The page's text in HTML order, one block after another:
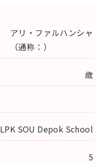
アリ・ファルハンシャ
（通称：）
歳
LPK SOU Depok School
5